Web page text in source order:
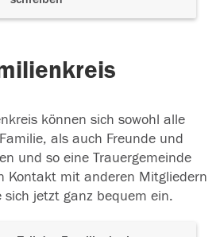
können sich sowohl alle
als auch Freunde und
und so eine Trauergemeinde
Kontakt mit anderen Mitgliedern
sich jetzt ganz bequem ein.